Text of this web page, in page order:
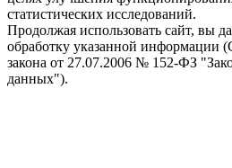
статистических исследований.
Продолжая использовать сайт, вы
обработку указанной информации
закона от 27.07.2006 № 152-ФЗ
данных").